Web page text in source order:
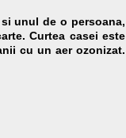
unul de o persoana,
Curtea casei este
cu un aer ozonizat.